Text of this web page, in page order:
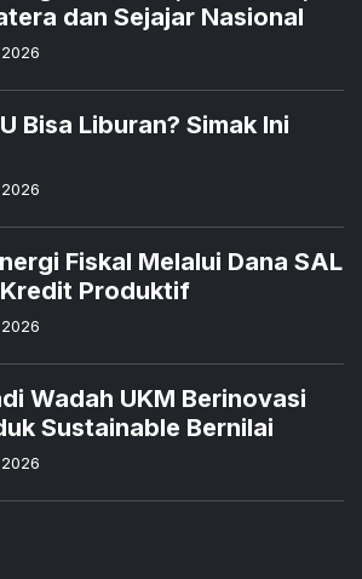
dan Sejajar Nasional
Bisa Liburan? Simak Ini
Fiskal Melalui Dana SAL
Produktif
Wadah UKM Berinovasi
Sustainable Bernilai